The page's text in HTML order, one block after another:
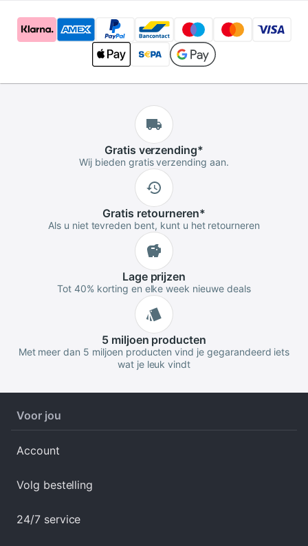
Gratis verzending*
Wij bieden gratis verzending aan.
Gratis retourneren*
Als u niet tevreden bent, kunt u het retourneren
Lageprijzen
Tot 40% korting en elke week nieuwe deals
5 miljoen producten
Met meer dan 5 miljoen producten vind je gegarandeerd iets
wat je leuk vindt
Voor jou
Account
Volg bestelling
24/7 service